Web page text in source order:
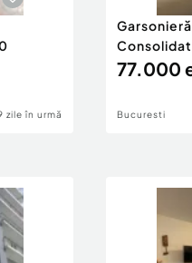
zile în urmă
77.000
Bucuresti